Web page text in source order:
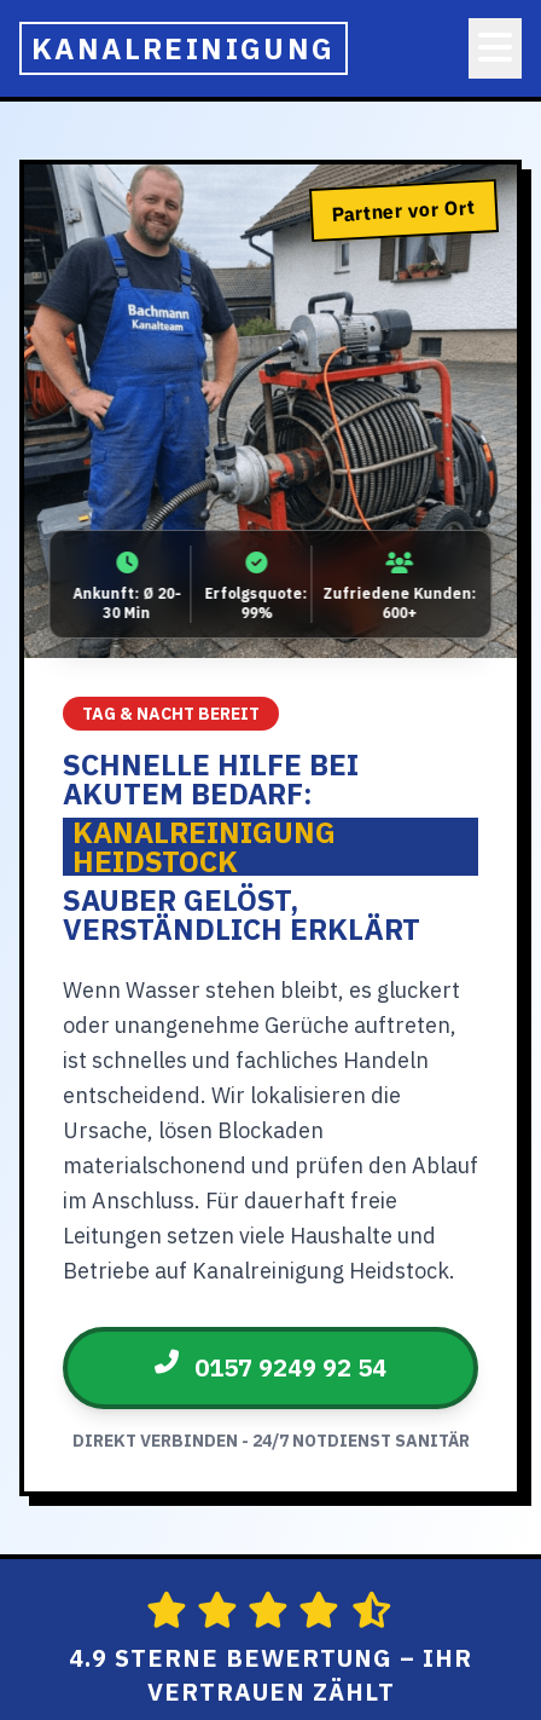
KANALREINIGUNG
Partner vor Ort
Ankunft: Ø 20-
30 Min
Erfolgsquote:
99%
Zufriedene Kunden:
600+
TAG & NACHT BEREIT
SCHNELLE HILFE BEI
AKUTEM BEDARF:
KANALREINIGUNG
HEIDSTOCK
SAUBER GELÖST,
VERSTÄNDLICH ERKLÄRT
Wenn Wasser stehen bleibt, es gluckert
oder unangenehme Gerüche auftreten,
ist schnelles und fachliches Handeln
entscheidend. Wir lokalisieren die
Ursache, lösen Blockaden
materialschonend und prüfen den Ablauf
im Anschluss. Für dauerhaft freie
Leitungen setzen viele Haushalte und
Betriebe auf Kanalreinigung Heidstock.
0157 9249 92 54
DIREKT VERBINDEN - 24/7 NOTDIENST SANITÄR
4.9 STERNE BEWERTUNG – IHR
VERTRAUEN ZÄHLT